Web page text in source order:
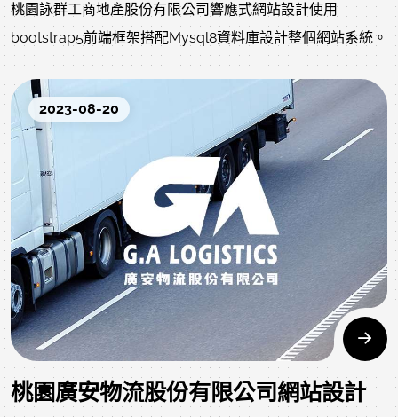
桃園詠群工商地產股份有限公司響應式網站設計使用
bootstrap5前端框架搭配Mysql8資料庫設計整個網站系統。
2023-08-20
桃園廣安物流股份有限公司網站設計